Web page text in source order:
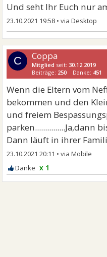
Und seht Ihr Euch nur
23.10.2021 19:58 •
C Coppa
Mitglied seit: 30.12.2019
Beiträge: 250 Danke: 451
Wenn die Eltern vom
bekommen und den
und freiem
parken...............Ja,dann
Dann läuft in ihrer
23.10.2021 20:11 •
x 1